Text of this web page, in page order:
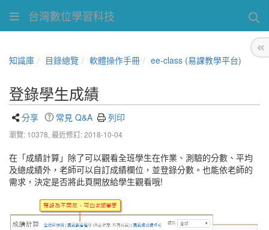
台灣數位學習科技
知識庫 目錄總覽 軟體操作手冊 ee-class (易課教學平台)
登錄學生成績
分享 常見 Q&A 列印
瀏覽: 10378, 最近修訂: 2018-10-04
在「成績計算」除了可以觀看全班學生在作業、測驗的分數、平均
及總成績外，老師可以自訂成績欄位，並登錄分數。也能依老師的
需求，決定是否將此頁開放給學生觀看哦!